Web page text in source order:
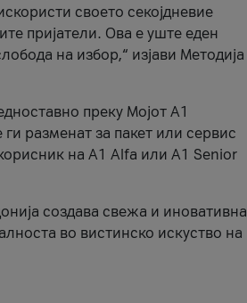
своето секојдневие
пријатели. Ова е уште еден
на избор,“ изјави Методија
преку Мојот А1
разменат за пакет или сервис
на А1 Alfa или A1 Senior
создава свежа и иновативна
во вистинско искуство на